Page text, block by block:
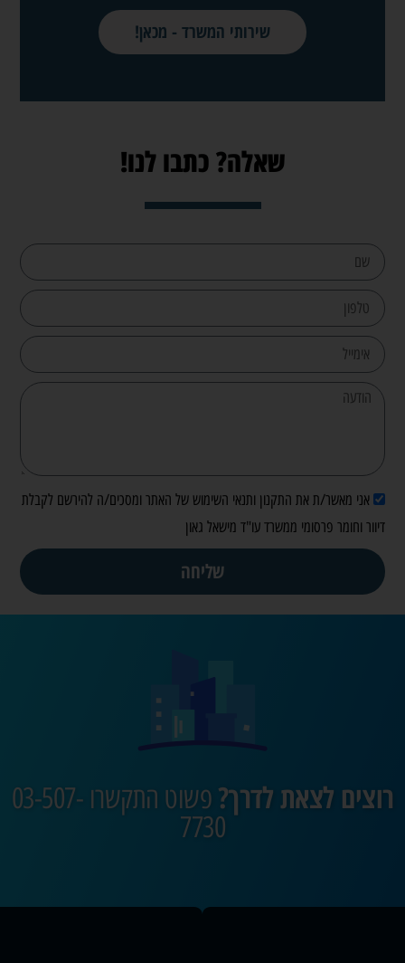
שירותי המשרד - מכאן!
שאלה? כתבו לנו!
אני מאשר/ת את התקנון ותנאי השימוש של האתר ומסכים/ה להירשם לקבלת
דיוור וחומר פרסומי ממשרד עו"ד מישאל גאון
שליחה
רוצים לצאת לדרך?
פשוט התקשרו 03-507-
7730